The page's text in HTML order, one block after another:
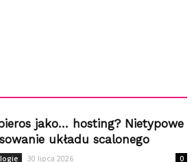
jako… hosting? Nietypowe
układu scalonego
30 lipca 2026 0